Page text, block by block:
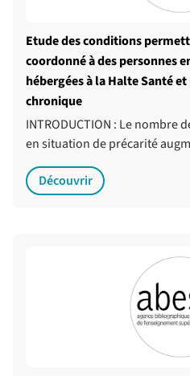
Etude des conditions
coordonné à des personnes
hébergées à la Halte Santé
chronique
INTRODUCTION : Le nombre
en situation de précarité
Découvrir